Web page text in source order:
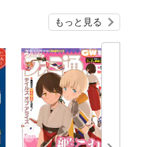
もっと見る